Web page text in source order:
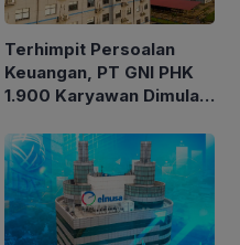
Terhimpit Persoalan
Keuangan, PT GNI PHK
1.900 Karyawan Dimulai